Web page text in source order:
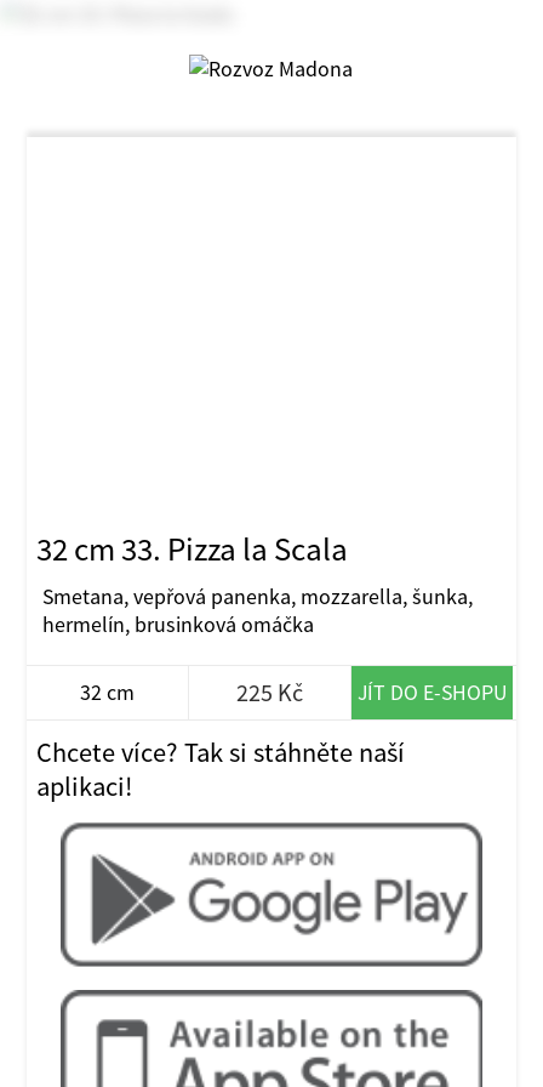
32 cm 33. Pizza la Scala
Smetana, vepřová panenka, mozzarella, šunka,
hermelín, brusinková omáčka
32 cm 225 Kč JÍT DO E-SHOPU
Chcete více? Tak si stáhněte naší
aplikaci!